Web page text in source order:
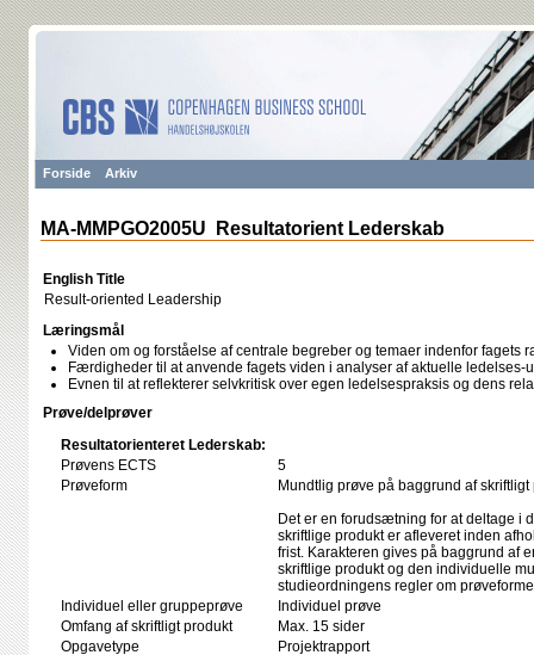
Forside Arkiv
MA-MMPGO2005U Resultatorient Lederskab
English Title
Result-oriented Leadership
Læringsmål
Viden om og forståelse af centrale begreber og temaer indenfor fagets
Færdigheder til at anvende fagets viden i analyser af aktuelle ledelses-
Evnen til at reflekterer selvkritisk over egen ledelsespraksis og dens
Prøve/delprøver
Resultatorienteret Lederskab:
Prøvens ECTS
5
Prøveform
Mundtlig prøve på baggrund af skriftligt
Det er en forudsætning for at deltage i
skriftlige produkt er afleveret inden
frist. Karakteren gives på baggrund af
skriftlige produkt og den individuelle
studieordningens regler om
Individuel eller gruppeprøve
Individuel prøve
Omfang af skriftligt produkt
Max. 15 sider
Opgavetype
Projektrapport